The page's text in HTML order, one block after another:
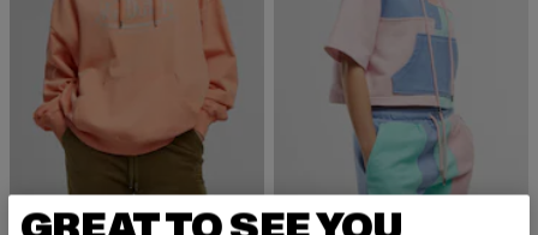
VON DUTCH VON DUTCH